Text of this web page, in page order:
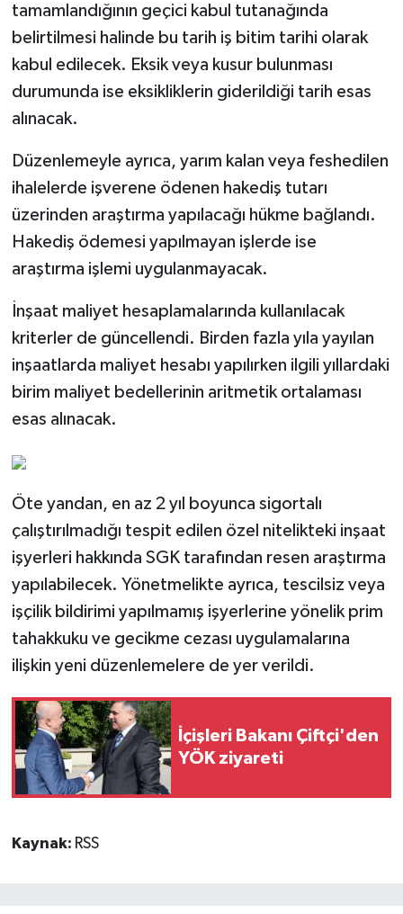
tamamlandığının geçici kabul tutanağında
belirtilmesi halinde bu tarih iş bitim tarihi olarak
kabul edilecek. Eksik veya kusur bulunması
durumunda ise eksikliklerin giderildiği tarih esas
alınacak.
Düzenlemeyle ayrıca, yarım kalan veya feshedilen
ihalelerde işverene ödenen hakediş tutarı
üzerinden araştırma yapılacağı hükme bağlandı.
Hakediş ödemesi yapılmayan işlerde ise
araştırma işlemi uygulanmayacak.
İnşaat maliyet hesaplamalarında kullanılacak
kriterler de güncellendi. Birden fazla yıla yayılan
inşaatlarda maliyet hesabı yapılırken ilgili yıllardaki
birim maliyet bedellerinin aritmetik ortalaması
esas alınacak.
Öte yandan, en az 2 yıl boyunca sigortalı
çalıştırılmadığı tespit edilen özel nitelikteki inşaat
işyerleri hakkında SGK tarafından resen araştırma
yapılabilecek. Yönetmelikte ayrıca, tescilsiz veya
işçilik bildirimi yapılmamış işyerlerine yönelik prim
tahakkuku ve gecikme cezası uygulamalarına
ilişkin yeni düzenlemelere de yer verildi.
İçişleri Bakanı Çiftçi'den
YÖK ziyareti
Kaynak: RSS